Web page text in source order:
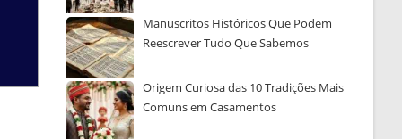
Manuscritos Históricos Que Podem
Reescrever Tudo Que Sabemos
Origem Curiosa das 10 Tradições Mais
Comuns em Casamentos